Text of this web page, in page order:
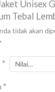
Unisex
Tebal
tidak akan
*
*